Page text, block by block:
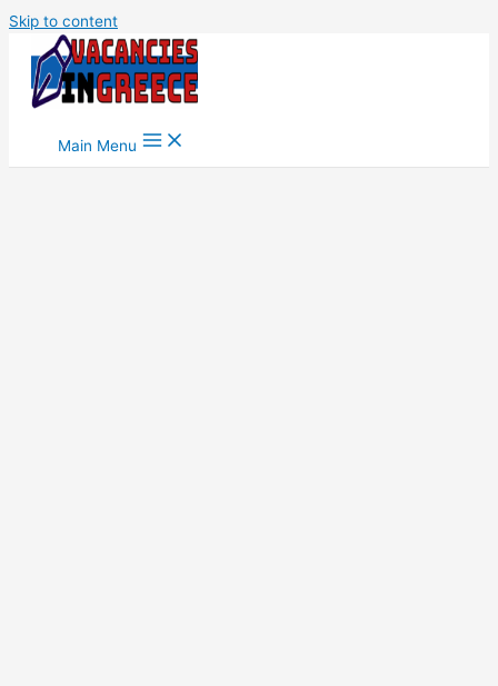
Skip to content
Main Menu